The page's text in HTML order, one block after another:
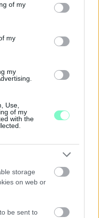
You may click to
its third-party tags to
in below Google
of my
my
my
Use,
of my
with the
storage
on web or
be sent to
NYITJA ÚJ ÉVADÁT
a klasszikus